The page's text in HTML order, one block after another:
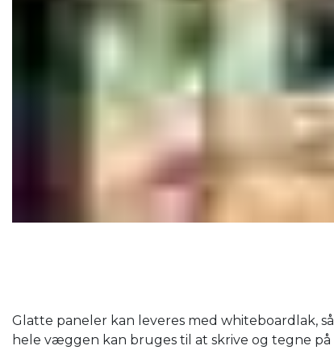
Glatte paneler kan leveres med whiteboardlak, så
hele væggen kan bruges til at skrive og tegne på